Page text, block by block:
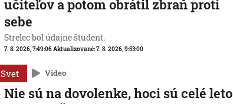
učiteľov a potom obrátil zbraň proti
sebe
Strelec bol údajne študent.
7. 8. 2026, 7:49:06Aktualizované:7. 8. 2026, 9:53:00
Svet Video
Nie sú na dovolenke, hoci sú celé leto